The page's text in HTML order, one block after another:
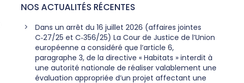
NOS ACTUALITÉS RÉCENTES
Dans un arrêt du 16 juillet 2026 (affaires jointes
C‑27/25 et C‑356/25) La Cour de Justice de l’Union
européenne a considéré que l’article 6,
paragraphe 3, de la directive « Habitats » interdit à
une autorité nationale de réaliser valablement une
évaluation appropriée d’un projet affectant une